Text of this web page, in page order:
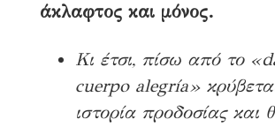
άκλαφτος και μόνος.
Κι έτσι, πίσω από το
cuerpo alegría»
ιστορία προδοσίας και